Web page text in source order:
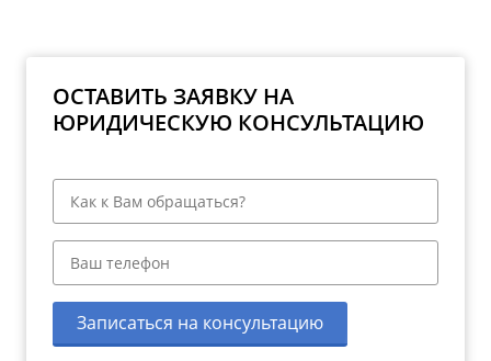
ОСТАВИТЬ ЗАЯВКУ НА
ЮРИДИЧЕСКУЮ КОНСУЛЬТАЦИЮ
Записаться на консультацию